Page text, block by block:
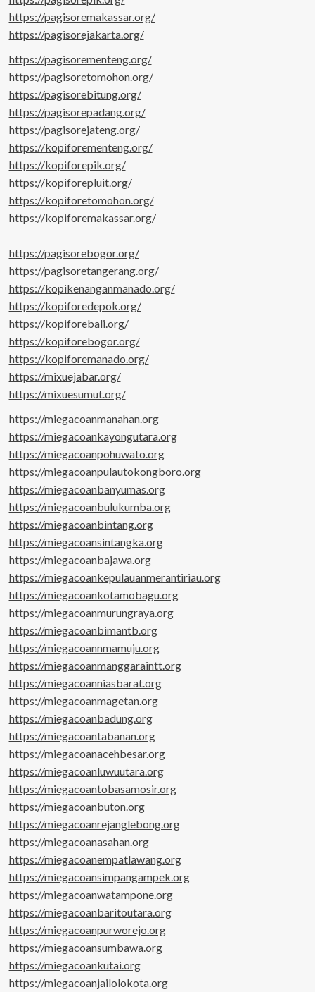
https://pagisoremakassar.org/
https://pagisorejakarta.org/
https://pagisorementeng.org/
https://pagisoretomohon.org/
https://pagisorebitung.org/
https://pagisorepadang.org/
https://pagisorejateng.org/
https://kopiforementeng.org/
https://kopiforepik.org/
https://kopiforepluit.org/
https://kopiforetomohon.org/
https://kopiforemakassar.org/
https://pagisorebogor.org/
https://pagisoretangerang.org/
https://kopikenanganmanado.org/
https://kopiforedepok.org/
https://kopiforebali.org/
https://kopiforebogor.org/
https://kopiforemanado.org/
https://mixuejabar.org/
https://mixuesumut.org/
https://miegacoanmanahan.org
https://miegacoankayongutara.org
https://miegacoanpohuwato.org
https://miegacoanpulautokongboro.org
https://miegacoanbanyumas.org
https://miegacoanbulukumba.org
https://miegacoanbintang.org
https://miegacoansintangka.org
https://miegacoanbajawa.org
https://miegacoankepulauanmerantiriau.org
https://miegacoankotamobagu.org
https://miegacoanmurungraya.org
https://miegacoanbimantb.org
https://miegacoannmamuju.org
https://miegacoanmanggaraintt.org
https://miegacoanniasbarat.org
https://miegacoanmagetan.org
https://miegacoanbadung.org
https://miegacoantabanan.org
https://miegacoanacehbesar.org
https://miegacoanluwuutara.org
https://miegacoantobasamosir.org
https://miegacoanbuton.org
https://miegacoanrejanglebong.org
https://miegacoanasahan.org
https://miegacoanempatlawang.org
https://miegacoansimpangampek.org
https://miegacoanwatampone.org
https://miegacoanbaritoutara.org
https://miegacoanpurworejo.org
https://miegacoansumbawa.org
https://miegacoankutai.org
https://miegacoanjailolokota.org